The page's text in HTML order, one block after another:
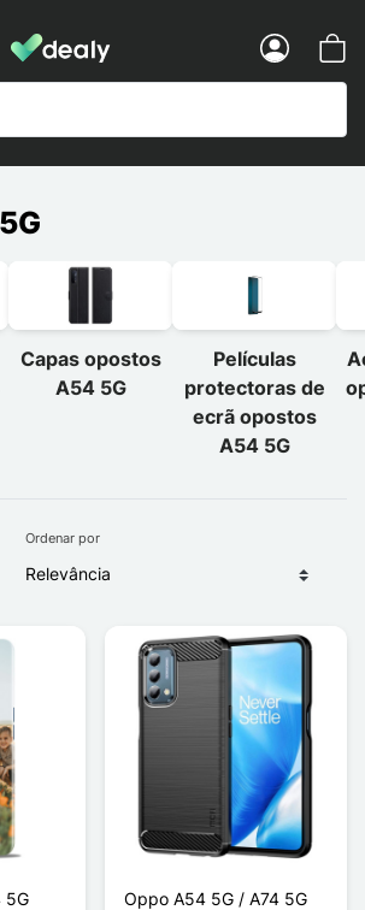
Dealy - Capas e acessórios para
Capas opostos
A54 5G
Películas
protectoras de
ecrã opostos
A54 5G
Ordenar por
5G
Oppo A54 5G / A74 5G